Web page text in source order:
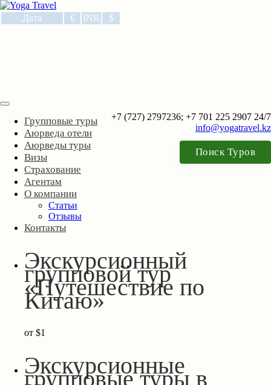
Дата € INR
$
+7 (727) 2797236; +7 701 225 2907 24/7
info@yogatravel.kz
Поиск Туров
Групповые туры
Аюрведа отели
Аюрведы туры
Визы
Страхование
Агентам
О компании
Статьи
Отзывы
Контакты
Экскурсионный
групповой тур
«Путешествие по
Китаю»
от $1
Экскурсионные
групповые туры в